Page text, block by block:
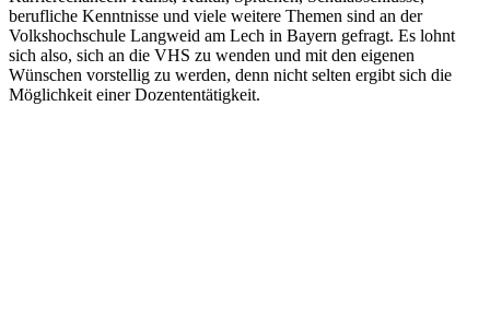
berufliche Kenntnisse und viele weitere Themen sind an der
Volkshochschule Langweid am Lech in Bayern gefragt. Es lohnt
sich also, sich an die VHS zu wenden und mit den eigenen
Wünschen vorstellig zu werden, denn nicht selten ergibt sich die
Möglichkeit einer Dozententätigkeit.